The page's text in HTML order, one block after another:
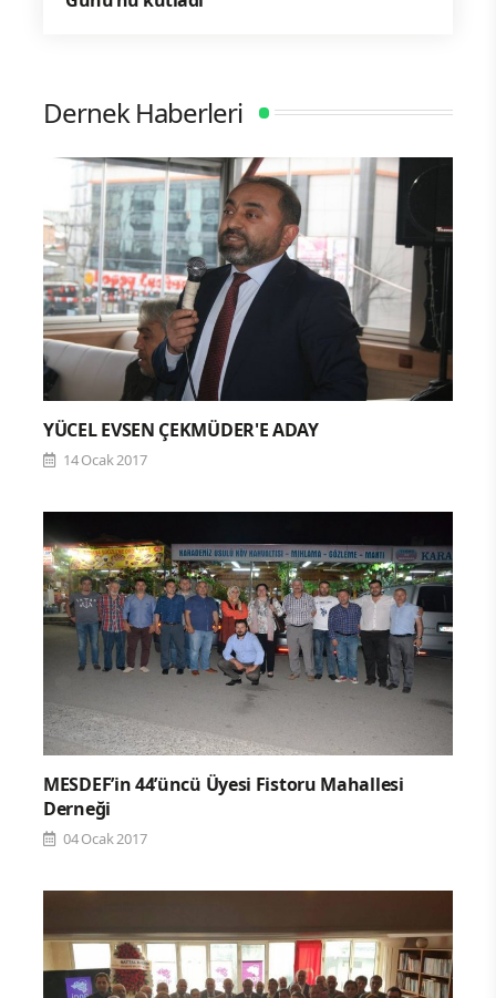
Dernek Haberleri
YÜCEL EVSEN ÇEKMÜDER'E ADAY
14 Ocak 2017
MESDEF’in 44’üncü Üyesi Fistoru Mahallesi
Derneği
04 Ocak 2017